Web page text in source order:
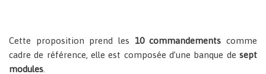
Cette proposition prend les 10 commandements comme
cadre de référence, elle est composée d’une banque de sept
modules